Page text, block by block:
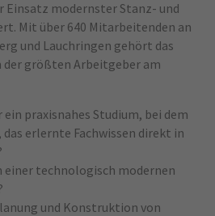
Einsatz modernster Stanz- und
Mit über 640 Mitarbeitenden an
und Lauchringen gehört das
der größten Arbeitgeber am
praxisnahes Studium, bei dem
erlernte Fachwissen direkt in
einer technologisch modernen
und Konstruktion von